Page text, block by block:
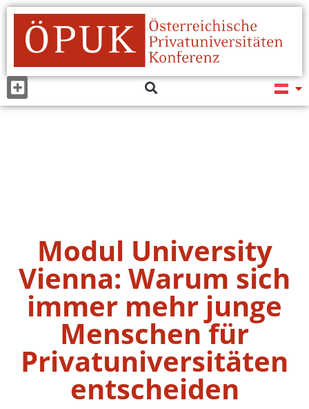
Modul University
Vienna: Warum sich
immer mehr junge
Menschen für
Privatuniversitäten
entscheiden